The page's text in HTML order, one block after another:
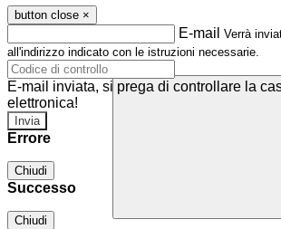
button close ×
E-mail Verrà
all'indirizzo indicato con le istruzioni necessarie.
E-mail inviata, si prega di controllare la
elettronica!
Errore
Chiudi
Successo
Chiudi